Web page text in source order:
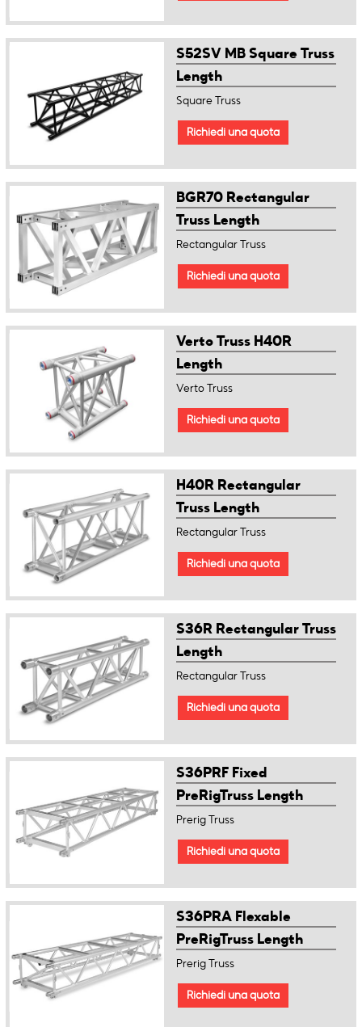
S52SV MB Square Truss
Length
Square Truss
Richiedi una quota
BGR70 Rectangular
Truss Length
Rectangular Truss
Richiedi una quota
Verto Truss H40R
Length
Verto Truss
Richiedi una quota
H40R Rectangular
Truss Length
Rectangular Truss
Richiedi una quota
S36R Rectangular Truss
Length
Rectangular Truss
Richiedi una quota
S36PRF Fixed
PreRigTruss Length
Prerig Truss
Richiedi una quota
S36PRA Flexable
PreRigTruss Length
Prerig Truss
Richiedi una quota